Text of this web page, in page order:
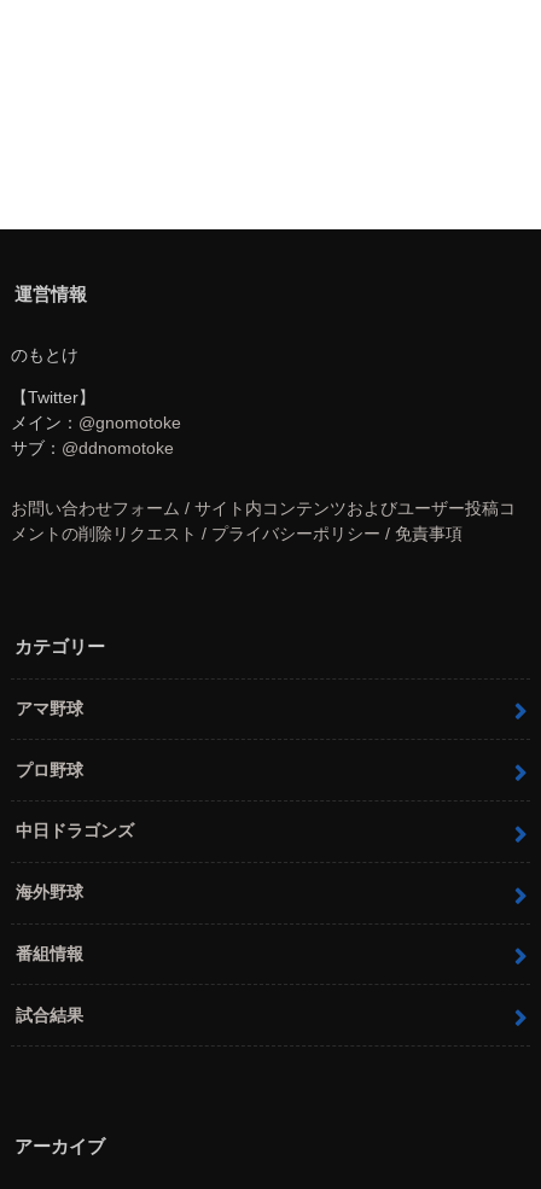
運営情報
のもとけ
【Twitter】
メイン： @gnomotoke
サブ： @ddnomotoke
お問い合わせフォーム / サイト内コンテンツおよびユーザー投稿コ
メントの削除リクエスト / プライバシーポリシー / 免責事項
カテゴリー
アマ野球
プロ野球
中日ドラゴンズ
海外野球
番組情報
試合結果
アーカイブ